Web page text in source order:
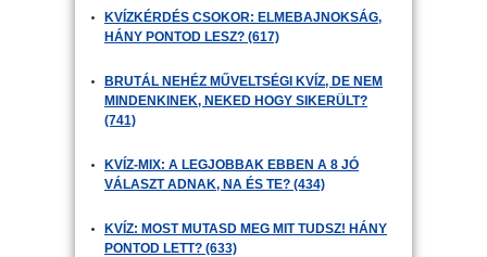
KVÍZKÉRDÉS CSOKOR: ELMEBAJNOKSÁG,
HÁNY PONTOD LESZ? (617)
BRUTÁL NEHÉZ MŰVELTSÉGI KVÍZ, DE NEM
MINDENKINEK, NEKED HOGY SIKERÜLT?
(741)
KVÍZ-MIX: A LEGJOBBAK EBBEN A 8 JÓ
VÁLASZT ADNAK, NA ÉS TE? (434)
KVÍZ: MOST MUTASD MEG MIT TUDSZ! HÁNY
PONTOD LETT? (633)